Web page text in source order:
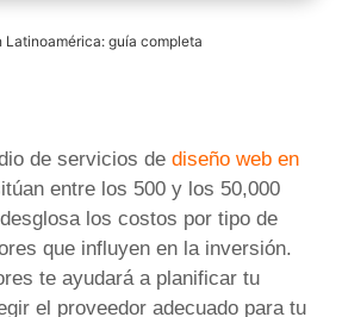
Latinoamérica: guía completa
de servicios de diseño web en
entre los 500 y los 50,000
los costos por tipo de
que influyen en la inversión.
te ayudará a planificar tu
el proveedor adecuado para tu